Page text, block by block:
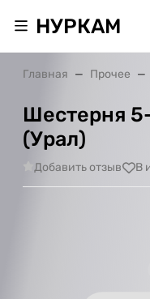
НУРКАМ
Главная Прочее
Шестерня
(Урал)
Добавить отзыв В